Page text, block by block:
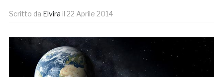
Scritto da Elvira il 22 Aprile 2014